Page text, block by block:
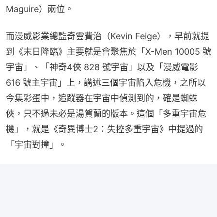
Maguire）兩位。
而漫威影業總監奇雲費治（Kevin Feige），早前就提
到《末日降臨》主要就是會聚焦於「X-Men 10005 號
宇宙」、「神奇4俠 828 號宇宙」以及「漫威電影
616 號主宇宙」上，講述三個宇宙陷入危機，之所以
今集彩蛋中，追蹤器在宇宙中偵測到的，確是蜘蛛
俠，只不過未必是湯賀蘭的版本。這個「多重宇宙危
機」，就是《奇異博士2：失控多重宇宙》中提過的
「宇宙對撞」。